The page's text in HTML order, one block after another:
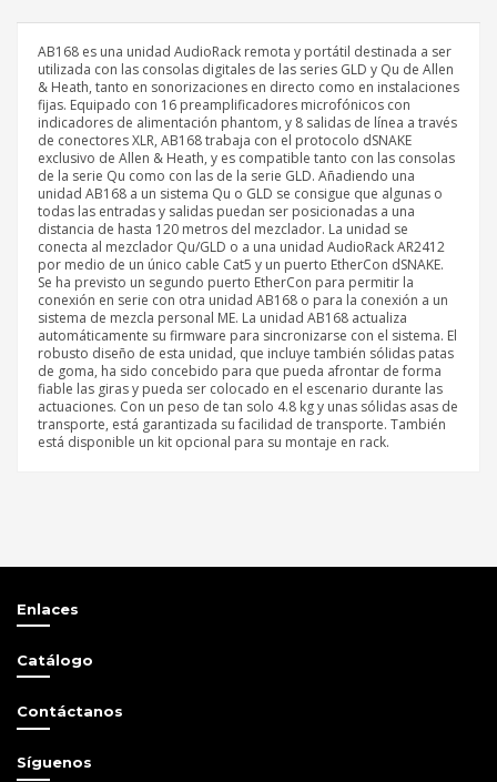
AB168 es una unidad AudioRack remota y portátil destinada a ser
utilizada con las consolas digitales de las series GLD y Qu de Allen
& Heath, tanto en sonorizaciones en directo como en instalaciones
fijas. Equipado con 16 preamplificadores microfónicos con
indicadores de alimentación phantom, y 8 salidas de línea a través
de conectores XLR, AB168 trabaja con el protocolo dSNAKE
exclusivo de Allen & Heath, y es compatible tanto con las consolas
de la serie Qu como con las de la serie GLD. Añadiendo una
unidad AB168 a un sistema Qu o GLD se consigue que algunas o
todas las entradas y salidas puedan ser posicionadas a una
distancia de hasta 120 metros del mezclador. La unidad se
conecta al mezclador Qu/GLD o a una unidad AudioRack AR2412
por medio de un único cable Cat5 y un puerto EtherCon dSNAKE.
Se ha previsto un segundo puerto EtherCon para permitir la
conexión en serie con otra unidad AB168 o para la conexión a un
sistema de mezcla personal ME. La unidad AB168 actualiza
automáticamente su firmware para sincronizarse con el sistema. El
robusto diseño de esta unidad, que incluye también sólidas patas
de goma, ha sido concebido para que pueda afrontar de forma
fiable las giras y pueda ser colocado en el escenario durante las
actuaciones. Con un peso de tan solo 4.8 kg y unas sólidas asas de
transporte, está garantizada su facilidad de transporte. También
está disponible un kit opcional para su montaje en rack.
Enlaces
Catálogo
Contáctanos
Síguenos